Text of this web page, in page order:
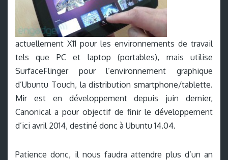
actuellement X11 pour les environnements de travail
tels que PC et laptop (portables), mais utilise
SurfaceFlinger pour l’environnement graphique
d’Ubuntu Touch, la distribution smartphone/tablette.
Mir est en développement depuis juin dernier,
Canonical a pour objectif de finir le développement
d’ici avril 2014, destiné donc à Ubuntu 14.04.
Patience donc, il nous faudra attendre plus d’un an